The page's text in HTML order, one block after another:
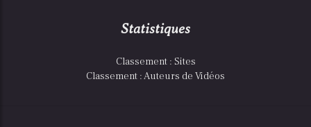
Statistiques
Classement : Sites
Classement : Auteurs de Vidéos